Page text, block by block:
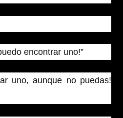
encontrar uno!”
uno, aunque no puedas!